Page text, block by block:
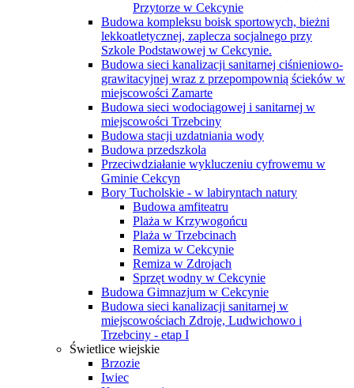
Przytorze w Cekcynie
Budowa kompleksu boisk sportowych, bieżni
lekkoatletycznej, zaplecza socjalnego przy
Szkole Podstawowej w Cekcynie.
Budowa sieci kanalizacji sanitarnej ciśnieniowo-
grawitacyjnej wraz z przepompownią ścieków w
miejscowości Zamarte
Budowa sieci wodociągowej i sanitarnej w
miejscowości Trzebciny
Budowa stacji uzdatniania wody
Budowa przedszkola
Przeciwdziałanie wykluczeniu cyfrowemu w
Gminie Cekcyn
Bory Tucholskie - w labiryntach natury
Budowa amfiteatru
Plaża w Krzywogońcu
Plaża w Trzebcinach
Remiza w Cekcynie
Remiza w Zdrojach
Sprzęt wodny w Cekcynie
Budowa Gimnazjum w Cekcynie
Budowa sieci kanalizacji sanitarnej w
miejscowościach Zdroje, Ludwichowo i
Trzebciny - etap I
Świetlice wiejskie
Brzozie
Iwiec